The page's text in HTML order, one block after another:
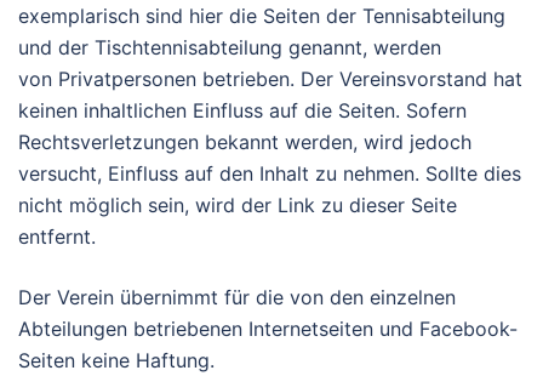
exemplarisch sind hier die Seiten der Tennisabteilung
und der Tischtennisabteilung genannt, werden
von Privatpersonen betrieben. Der Vereinsvorstand hat
keinen inhaltlichen Einfluss auf die Seiten. Sofern
Rechtsverletzungen bekannt werden, wird jedoch
versucht, Einfluss auf den Inhalt zu nehmen. Sollte dies
nicht möglich sein, wird der Link zu dieser Seite
entfernt.
Der Verein übernimmt für die von den einzelnen
Abteilungen betriebenen Internetseiten und Facebook-
Seiten keine Haftung.